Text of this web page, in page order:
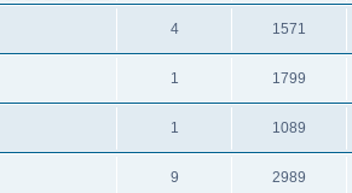
4 1571
1 1799
1 1089
9 2989